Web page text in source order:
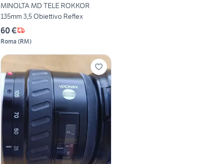
MINOLTA MD TELE ROKKOR
135mm 3,5 Obiettivo Reflex
60 €
Roma (RM)